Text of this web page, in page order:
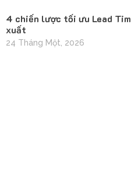
4 chiến lược tối ưu Lead
xuất
24 Tháng Một, 2026